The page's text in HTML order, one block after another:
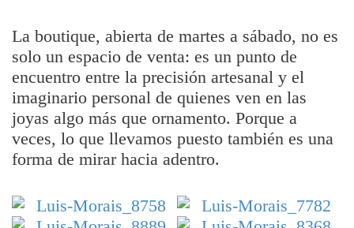
La boutique, abierta de martes a sábado, no es
solo un espacio de venta: es un punto de
encuentro entre la precisión artesanal y el
imaginario personal de quienes ven en las
joyas algo más que ornamento. Porque a
veces, lo que llevamos puesto también es una
forma de mirar hacia adentro.